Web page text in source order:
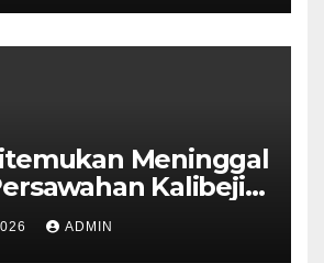
Meninggal
Kalibeji,
Tidak Ada
ADMIN